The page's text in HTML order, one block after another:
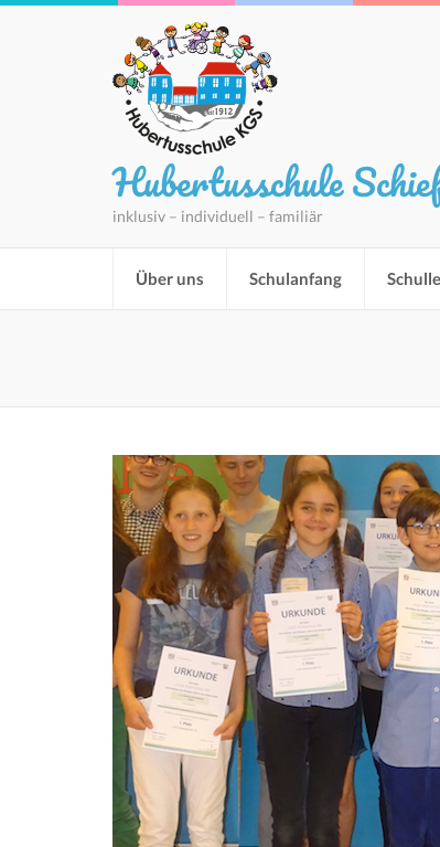
Hubertusschule
inklusiv – individuell – familiär
Über uns Schulanfang